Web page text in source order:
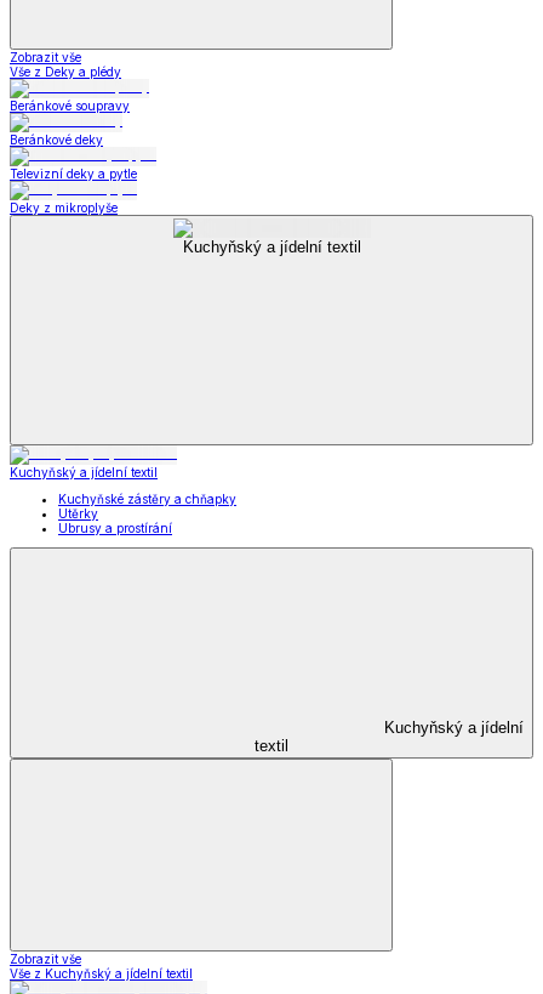
Zobrazit vše
Vše z Deky a plédy
Beránkové soupravy
Beránkové deky
Televizní deky a pytle
Deky z mikroplyše
Kuchyňský a jídelní textil
Kuchyňský a jídelní textil
Kuchyňské zástěry a chňapky
Utěrky
Ubrusy a prostírání
Kuchyňský a jídelní
textil
Zobrazit vše
Vše z Kuchyňský a jídelní textil